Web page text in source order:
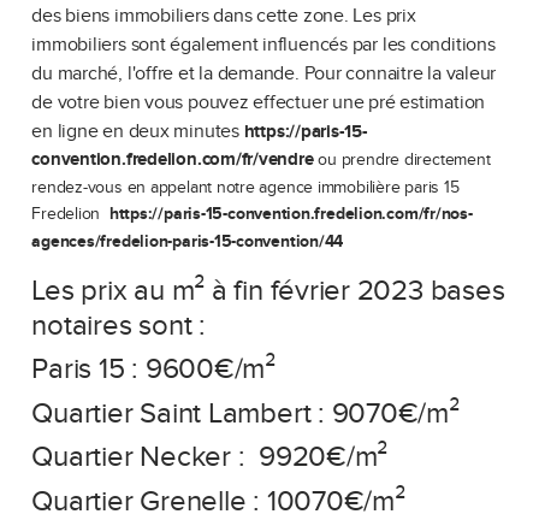
des biens immobiliers dans cette zone. Les prix
immobiliers sont également influencés par les conditions
du marché, l'offre et la demande. Pour connaitre la valeur
de votre bien vous pouvez effectuer une pré estimation
en ligne en deux minutes https://paris-15-
convention.fredelion.com/fr/vendreou prendre directement
rendez-vous en appelant notre agence immobilière paris 15
Fredelion https://paris-15-convention.fredelion.com/fr/nos-
agences/fredelion-paris-15-convention/44
Les prix au m² à fin février 2023 bases
notaires sont :
Paris 15 : 9600€/m²
Quartier Saint Lambert : 9070€/m²
Quartier Necker : 9920€/m²
Quartier Grenelle : 10070€/m²